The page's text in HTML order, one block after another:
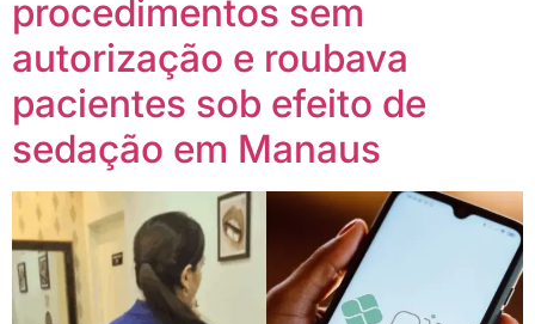
procedimentos sem
autorização e roubava
pacientes sob efeito de
sedação em Manaus